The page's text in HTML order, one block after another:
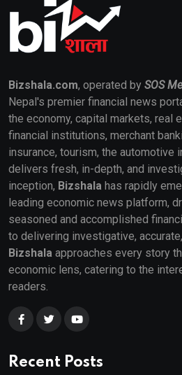
Bizshala.com, operated by SOS
Nepal's premier financial news
the economy, capital markets, real
financial institutions, merchant
insurance, tourism, the automotive
delivers fresh, in-depth, and
inception, Bizshala has rapidly
leading economic news platform,
seasoned and accomplished
to delivering investigative,
Bizshala approaches every story
economic lens, catering to the
readers.
Recent Posts